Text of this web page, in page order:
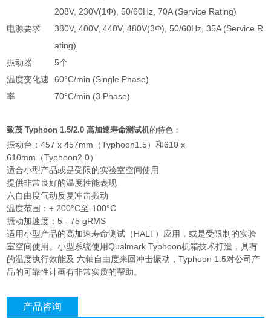
电源要求
208V, 230V(1Φ), 50/60Hz, 70A (Service Rating)
380V, 400V, 440V, 480V(3Φ), 50/60Hz, 35A (Service R
ating)
振动器
5个
温度变化速
率
60°C/min (Single Phase)
70°C/min (3 Phase)
致茂 Typhoon 1.5/2.0 高加速寿命测试机的特色：
振动台：457 x 457mm（Typhoon1.5）和610 x
610mm（Typhoon2.0）
适合小型产品或是受限的实验室空间使用
提供非常良好的温度性能表现
六自由度气动反复冲击振动
温度范围：+ 200°C至-100°C
振动加速度：5 - 75 gRMS
适用小型产品的高加速寿命测试（HALT）应用，或是受限制的实验
室空间使用。小型系统使用Qualmark Typhoon机箱技术打造，具有
的温度执行效能及 六轴自由度来回冲击振动，Typhoon 1.5对公司产
品的可靠性计画有非常实质的帮助。
产品咨询